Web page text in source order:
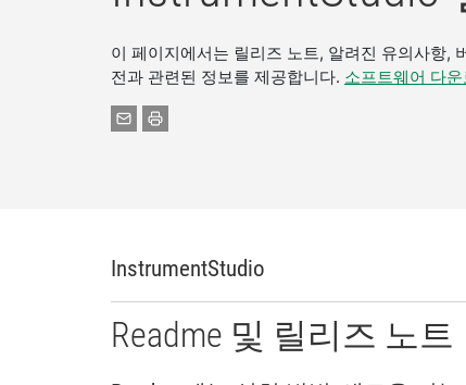
이 페이지에서는 릴리즈 노트, 알려진 유의사항
전과 관련된 정보를 제공합니다. 소프트웨어 다
InstrumentStudio
Readme 및 릴리즈 노트